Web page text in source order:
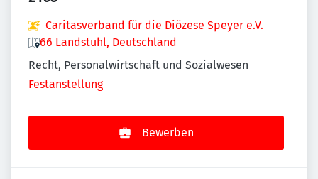
Caritasverband für die Diözese Speyer e.V.
66 Landstuhl, Deutschland
Recht, Personalwirtschaft und Sozialwesen
Festanstellung
Bewerben